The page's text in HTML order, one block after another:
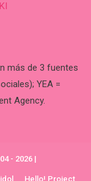
más de 3 fuentes
YEA =
Agency.
- 2026 |
Hello! Project